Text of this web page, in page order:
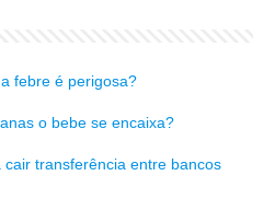
febre é perigosa?
o bebe se encaixa?
transferência entre bancos